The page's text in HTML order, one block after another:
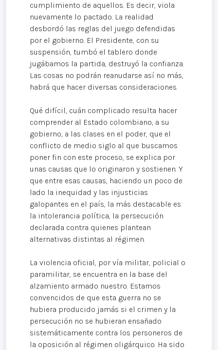
cumplimiento de aquellos. Es decir, viola
nuevamente lo pactado. La realidad
desbordó las reglas del juego defendidas
por el gobierno. El Presidente, con su
suspensión, tumbó el tablero donde
jugábamos la partida, destruyó la confianza.
Las cosas no podrán reanudarse así no más,
habrá que hacer diversas consideraciones.
Qué difícil, cuán complicado resulta hacer
comprender al Estado colombiano, a su
gobierno, a las clases en el poder, que el
conflicto de medio siglo al que buscamos
poner fin con este proceso, se explica por
unas causas que lo originaron y sostienen. Y
que entre esas causas, haciendo un poco de
lado la inequidad y las injusticias
galopantes en el país, la más destacable es
la intolerancia política, la persecución
declarada contra quienes plantean
alternativas distintas al régimen.
La violencia oficial, por vía militar, policial o
paramilitar, se encuentra en la base del
alzamiento armado nuestro. Estamos
convencidos de que esta guerra no se
hubiera producido jamás si el crimen y la
persecución no se hubieran ensañado
sistemáticamente contra los personeros de
la oposición al régimen oligárquico. Ha sido